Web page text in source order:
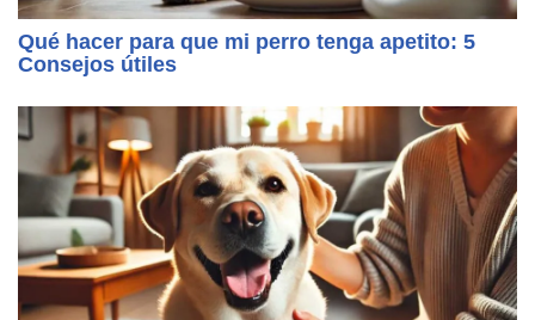
Qué hacer para que mi perro tenga apetito: 5
Consejos útiles